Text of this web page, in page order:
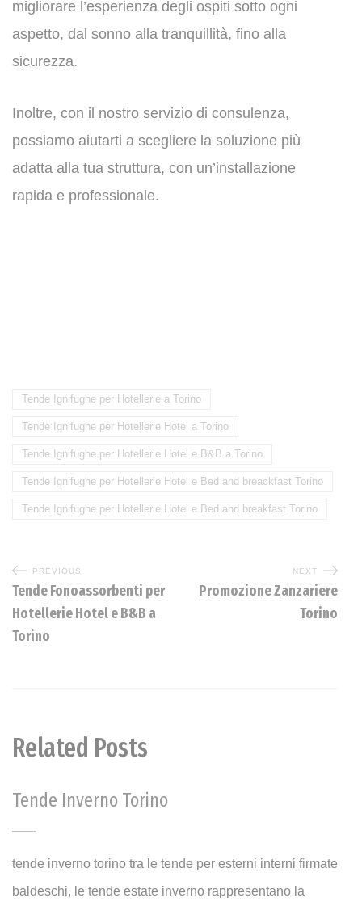
migliorare l’esperienza degli ospiti sotto ogni
aspetto, dal sonno alla tranquillità, fino alla
sicurezza.
Inoltre, con il nostro servizio di consulenza,
possiamo aiutarti a scegliere la soluzione più
adatta alla tua struttura, con un’installazione
rapida e professionale.
Tende Ignifughe per Hotellerie a Torino
Tende Ignifughe per Hotellerie Hotel a Torino
Tende Ignifughe per Hotellerie Hotel e B&B a Torino
Tende Ignifughe per Hotellerie Hotel e Bed and breackfast Torino
Tende Ignifughe per Hotellerie Hotel e Bed and breakfast Torino
PREVIOUS
Tende Fonoassorbenti per
Hotellerie Hotel e B&B a
Torino
NEXT
Promozione Zanzariere
Torino
Related Posts
Tende Inverno Torino
tende inverno torino tra le tende per esterni interni firmate
baldeschi, le tende estate inverno rappresentano la